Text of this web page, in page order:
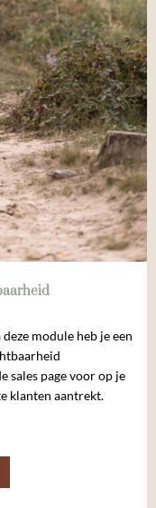
module heb je een
sales page voor op je
klanten aantrekt.